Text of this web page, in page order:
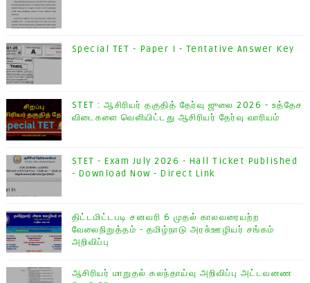
Special TET - Paper I - Tentative Answer Key
STET : ஆசிரியர் தகுதித் தேர்வு ஜுலை 2026 - உத்தேச
விடைகளை வெளியிட்டது ஆசிரியர் தேர்வு வாரியம்
STET - Exam July 2026 - Hall Ticket Published
- Download Now - Direct Link
திட்டமிட்டபடி சனவரி 6 முதல் காலவரையற்ற
வேலைநிறுத்தம் - தமிழ்நாடு அரசு்ஊழியர் சங்கம்
அறிவிப்பு
ஆசிரியர் மாறுதல் கலந்தாய்வு அறிவிப்பு அட்டவனண